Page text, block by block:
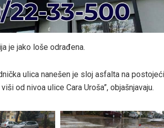
je jako loše odrađena.
ulica nanešen je sloj asfalta na
od nivoa ulice Cara Uroša”, objašnjavaju.